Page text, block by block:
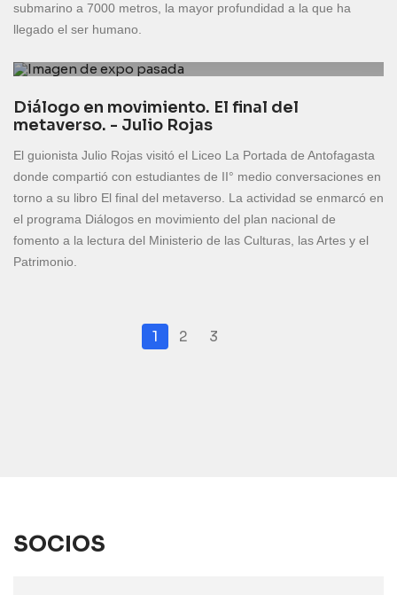
submarino a 7000 metros, la mayor profundidad a la que ha
llegado el ser humano.
Diálogo en movimiento. El final del
metaverso. - Julio Rojas
El guionista Julio Rojas visitó el Liceo La Portada de Antofagasta
donde compartió con estudiantes de II° medio conversaciones en
torno a su libro El final del metaverso. La actividad se enmarcó en
el programa Diálogos en movimiento del plan nacional de
fomento a la lectura del Ministerio de las Culturas, las Artes y el
Patrimonio.
1 2 3
SOCIOS